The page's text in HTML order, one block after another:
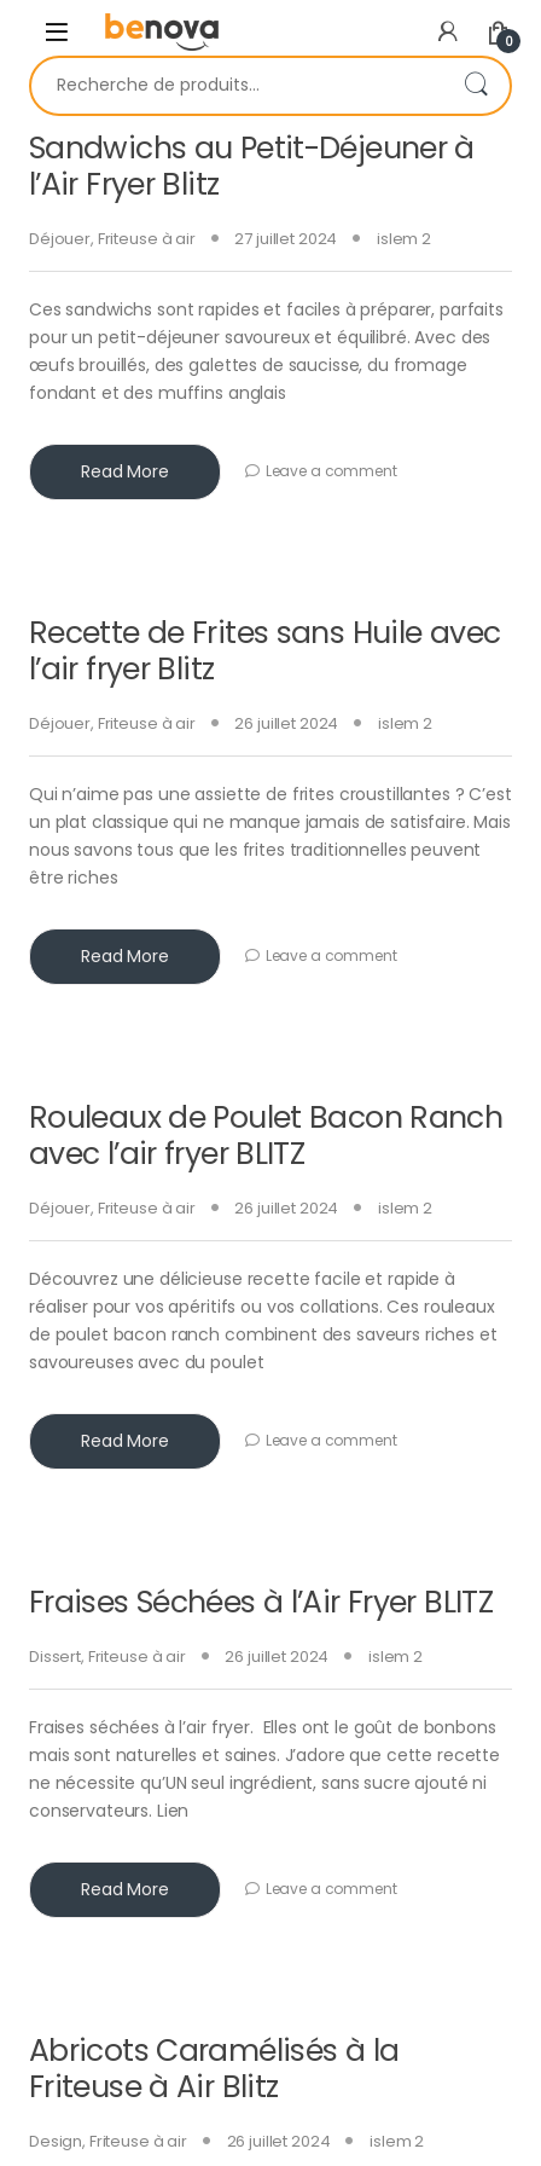
Skip to navigation
Skip to content
0
Recherche pour :
Sandwichs au Petit-Déjeuner à
l’Air Fryer Blitz
Déjouer, Friteuse à air 27 juillet 2024 islem 2
Ces sandwichs sont rapides et faciles à préparer, parfaits
pour un petit-déjeuner savoureux et équilibré. Avec des
œufs brouillés, des galettes de saucisse, du fromage
fondant et des muffins anglais
Read More Leave a comment
Recette de Frites sans Huile avec
l’air fryer Blitz
Déjouer, Friteuse à air 26 juillet 2024 islem 2
Qui n’aime pas une assiette de frites croustillantes ? C’est
un plat classique qui ne manque jamais de satisfaire. Mais
nous savons tous que les frites traditionnelles peuvent
être riches
Read More Leave a comment
Rouleaux de Poulet Bacon Ranch
avec l’air fryer BLITZ
Déjouer, Friteuse à air 26 juillet 2024 islem 2
Découvrez une délicieuse recette facile et rapide à
réaliser pour vos apéritifs ou vos collations. Ces rouleaux
de poulet bacon ranch combinent des saveurs riches et
savoureuses avec du poulet
Read More Leave a comment
Fraises Séchées à l’Air Fryer BLITZ
Dissert, Friteuse à air 26 juillet 2024 islem 2
Fraises séchées à l’air fryer. Elles ont le goût de bonbons
mais sont naturelles et saines. J’adore que cette recette
ne nécessite qu’UN seul ingrédient, sans sucre ajouté ni
conservateurs. Lien
Read More Leave a comment
Abricots Caramélisés à la
Friteuse à Air Blitz
Design, Friteuse à air 26 juillet 2024 islem 2